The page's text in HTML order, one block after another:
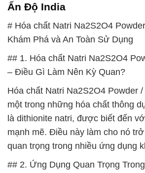
Ấn Độ India
# Hóa chất Natri Na2S2O4
Khám Phá và An Toàn Sử Dụng
## 1. Hóa chất Natri Na2S2O4
– Điều Gì Làm Nên Kỳ Quan?
Hóa chất Natri Na2S2O4 Powder
một trong những hóa chất thông
là dithionite natri, được biết đến
mạnh mẽ. Điều này làm cho nó
quan trọng trong nhiều ứng dụng
## 2. Ứng Dụng Quan Trọng